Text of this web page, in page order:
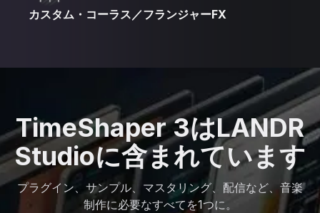
カスタム・コーラス／フランジャーFX
TimeShaper 3はLANDR
Studioに含まれています
プラグイン、サンプル、マスタリング、配信など、音楽
制作に必要なすべてを1つに。